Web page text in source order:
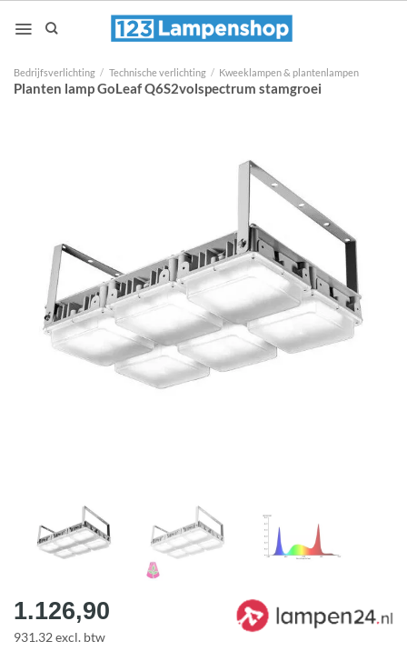
naar
Bedrijfsverlichting / Technische verlichting / Kweeklampen & plantenlampen
Planten lamp GoLeaf Q6S2volspectrum stamgroei
1.126,90
931.32 excl. btw